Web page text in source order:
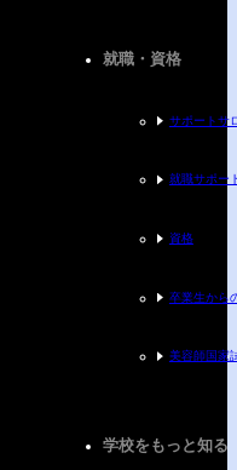
就職・資格
サポートサ
就職サポー
資格
卒業生から
美容師国家
学校をもっと知る